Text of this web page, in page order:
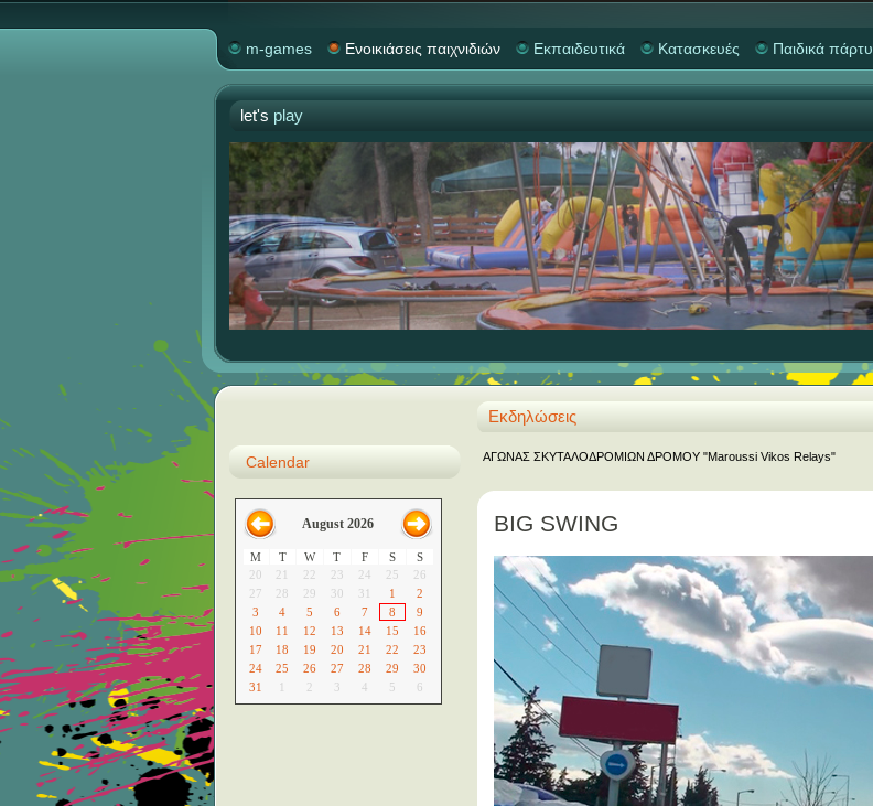
m-games Ενοικιάσεις παιχνιδιών Εκπαιδευτικά Κατασκευές Παιδικά πάρτυ
let's play
Εκδηλώσεις
ΑΓΩΝΑΣ ΣΚΥΤΑΛΟΔΡΟΜΙΩΝ ΔΡΟΜΟΥ "Maroussi Vikos Relays"
BIG SWING
Calendar
August 2026
M T W T F S
S
20
21 22 23 24 25
26
27
28 29 30 31 1
2
3
4 5 6 7 8
9
10
11 12 13 14 15
16
17
18 19 20 21 22
23
24
25 26 27 28 29
30
31
1 2 3 4 5 6